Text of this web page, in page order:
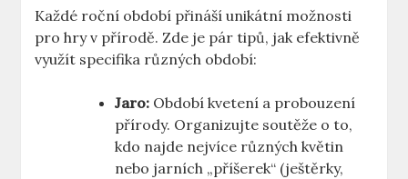
Každé roční období přináší unikátní možnosti
pro hry v přírodě. Zde je pár tipů, jak efektivně
využít specifika různých období:
Jaro: Období kvetení a probouzení
přírody. Organizujte soutěže o to,
kdo najde nejvíce různých květin
nebo jarních „příšerek“ (ještěrky,